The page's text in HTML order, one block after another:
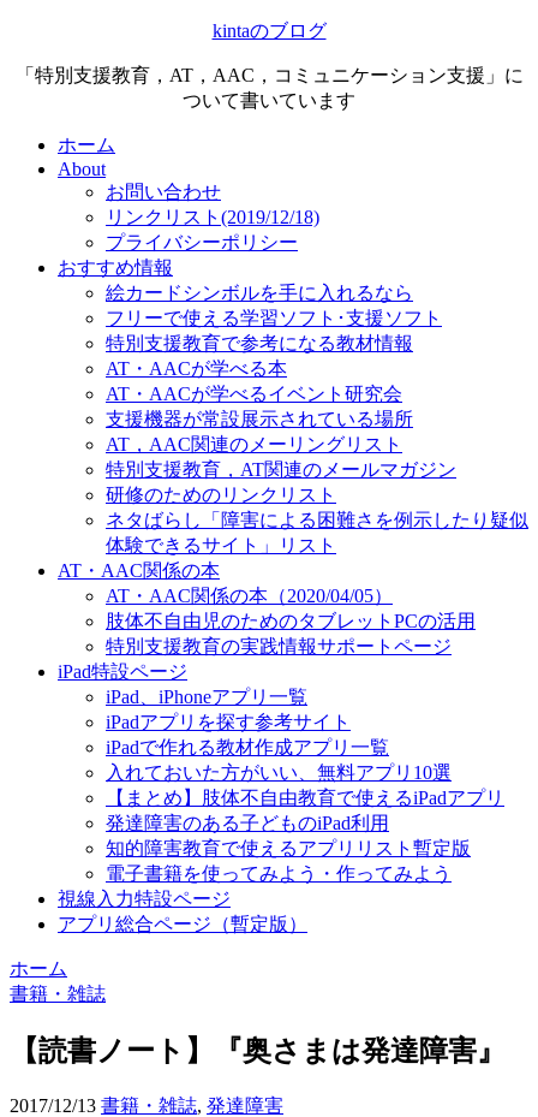
kintaのブログ
「特別支援教育，AT，AAC，コミュニケーション支援」に
ついて書いています
ホーム
About
お問い合わせ
リンクリスト(2019/12/18)
プライバシーポリシー
おすすめ情報
絵カードシンボルを手に入れるなら
フリーで使える学習ソフト･支援ソフト
特別支援教育で参考になる教材情報
AT・AACが学べる本
AT・AACが学べるイベント研究会
支援機器が常設展示されている場所
AT，AAC関連のメーリングリスト
特別支援教育，AT関連のメールマガジン
研修のためのリンクリスト
ネタばらし「障害による困難さを例示したり疑似
体験できるサイト」リスト
AT・AAC関係の本
AT・AAC関係の本（2020/04/05）
肢体不自由児のためのタブレットPCの活用
特別支援教育の実践情報サポートページ
iPad特設ページ
iPad、iPhoneアプリ一覧
iPadアプリを探す参考サイト
iPadで作れる教材作成アプリ一覧
入れておいた方がいい、無料アプリ10選
【まとめ】肢体不自由教育で使えるiPadアプリ
発達障害のある子どものiPad利用
知的障害教育で使えるアプリリスト暫定版
電子書籍を使ってみよう・作ってみよう
視線入力特設ページ
アプリ総合ページ（暫定版）
ホーム
書籍・雑誌
【読書ノート】『奥さまは発達障害』
2017/12/13 書籍・雑誌, 発達障害